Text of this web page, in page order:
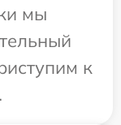
мы
к